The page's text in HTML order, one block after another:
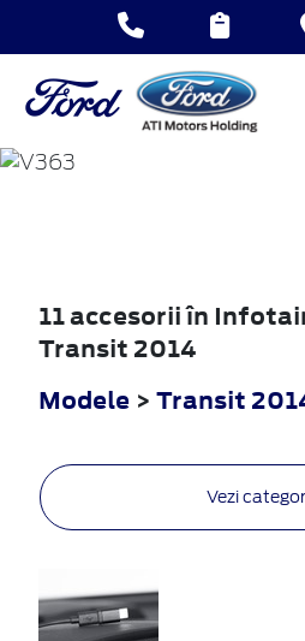
TRANSIT
11 accesorii în
Transit 2014
Modele > Transit
Vezi